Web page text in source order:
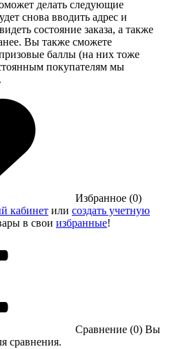
делать следующие
снова вводить адрес и
состояние заказа, а также
Вы также сможете
баллы (на них тоже
покупателям мы
Избранное (0)
кабинет или создать учетную
в свои избранные!
Сравнение (0) Вы
сравнения.